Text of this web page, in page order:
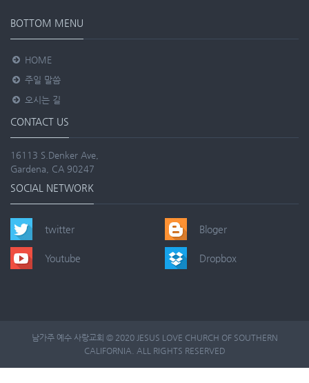
BOTTOM MENU
HOME
주일 말씀
오시는 길
CONTACT US
16113 S.Denker Ave,
Gardena, CA 90247
SOCIAL NETWORK
twitter
Youtube
Bloger
Dropbox
남가주 예수 사랑교회 © 2020 JESUS LOVE CHURCH OF SOUTHERN
CALIFORNIA. ALL RIGHTS RESERVED